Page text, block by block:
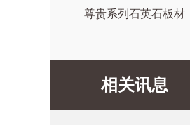
尊贵系列石英石板材
相关讯息